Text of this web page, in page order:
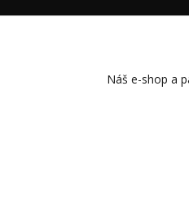
Náš e-shop a